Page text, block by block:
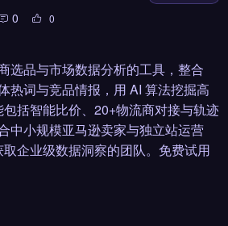
0 0
选品与市场数据分析的工具，整合
热词与竞品情报，用 AI 算法挖掘高
括智能比价、20+物流商对接与轨迹
中小规模亚马逊卖家与独立站运营
企业级数据洞察的团队。免费试用